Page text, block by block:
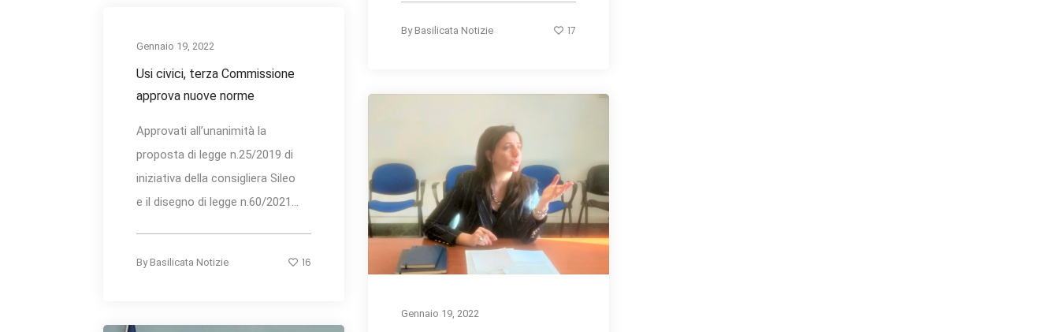
By Basilicata Notizie 17
Gennaio 19, 2022
Usi civici, terza Commissione
approva nuove norme
Approvati all’unanimità la
proposta di legge n.25/2019 di
iniziativa della consigliera Sileo
e il disegno di legge n.60/2021...
By Basilicata Notizie 16
Gennaio 19, 2022